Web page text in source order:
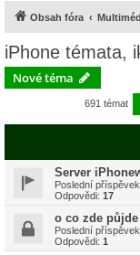
Obsah fóra
iPhone témata,
Nové téma
691 témat
Server
Poslední
Odpovědi: 17
o co zde půjde
Poslední
Odpovědi: 1